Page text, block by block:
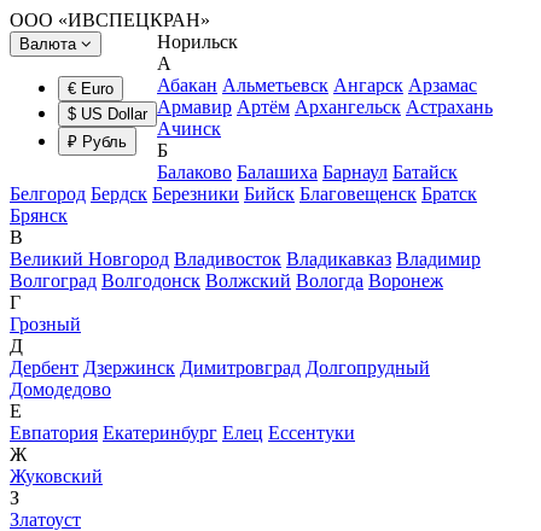
ООО «ИВСПЕЦКРАН»
Валюта
€ Euro
$ US Dollar
₽ Рубль
Норильск
А
Абакан Альметьевск Ангарск Арзамас
Армавир Артём Архангельск Астрахань
Ачинск
Б
Балаково Балашиха Барнаул Батайск
Белгород Бердск Березники Бийск Благовещенск Братск
Брянск
В
Великий Новгород Владивосток Владикавказ Владимир
Волгоград Волгодонск Волжский Вологда Воронеж
Г
Грозный
Д
Дербент Дзержинск Димитровград Долгопрудный
Домодедово
Е
Евпатория Екатеринбург Елец Ессентуки
Ж
Жуковский
З
Златоуст